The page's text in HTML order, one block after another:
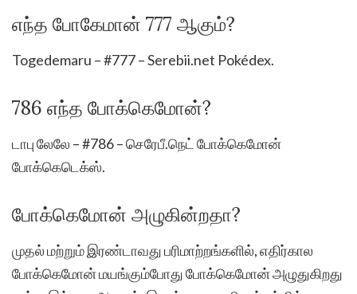
எந்த போகேமான் 777 ஆகும்?
Togedemaru – #777 – Serebii.net Pokédex.
786 எந்த போக்கெமோன்?
டாபு லேலே – #786 – செரேபீ.நெட் போக்கெமோன்
போக்கெடெக்ஸ்.
போக்கெமோன் அழுகின்றதா?
முதல் மற்றும் இரண்டாவது பரிமாற்றங்களில், எதிர்கால
போக்கெமோன் மயங்கும்போது போக்கெமோன் அழுதுகிறது